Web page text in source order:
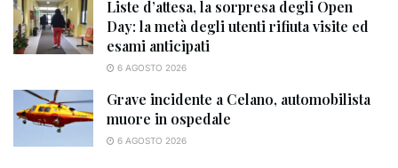
Liste d’attesa, la sorpresa degli Open
Day: la metà degli utenti rifiuta visite ed
esami anticipati
6 AGOSTO 2026
Grave incidente a Celano, automobilista
muore in ospedale
6 AGOSTO 2026